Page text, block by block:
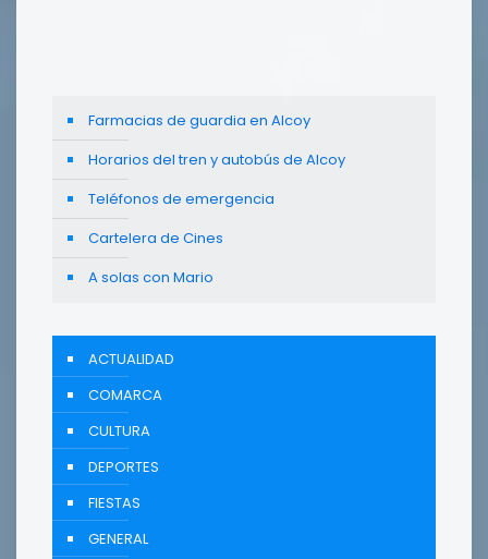
Farmacias de guardia en Alcoy
Horarios del tren y autobús de Alcoy
Teléfonos de emergencia
Cartelera de Cines
A solas con Mario
ACTUALIDAD
COMARCA
CULTURA
DEPORTES
FIESTAS
GENERAL